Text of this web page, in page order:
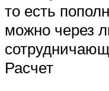
то есть
можно через
Расчет